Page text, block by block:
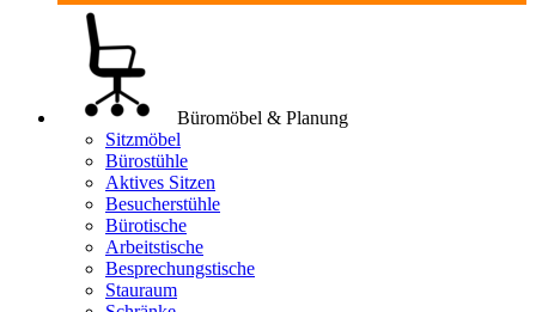
Büromöbel & Planung
Sitzmöbel
Bürostühle
Aktives Sitzen
Besucherstühle
Bürotische
Arbeitstische
Besprechungstische
Stauraum